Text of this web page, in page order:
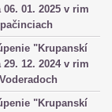
01. 2025 v rim
"Krupanskí
12. 2024 v rim
"Krupanskí